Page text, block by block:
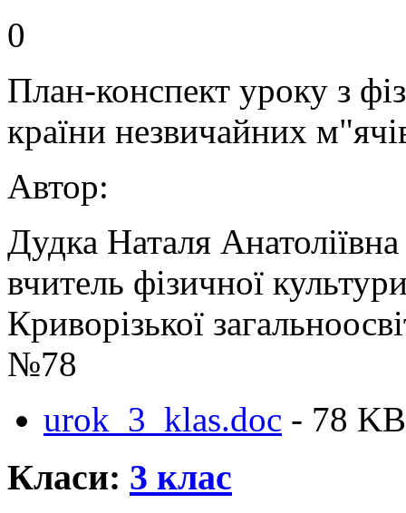
0
План-конспект уроку з
країни незвичайних
Автор:
Дудка Наталя Анатоліївна
вчитель фізичної
Криворізької
№78
urok_3_klas.doc - 78 KB
Класи: 3 клас